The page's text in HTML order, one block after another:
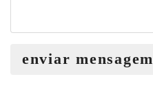
enviar mensagem